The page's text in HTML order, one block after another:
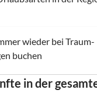
wieder bei Traum-
buchen
in der